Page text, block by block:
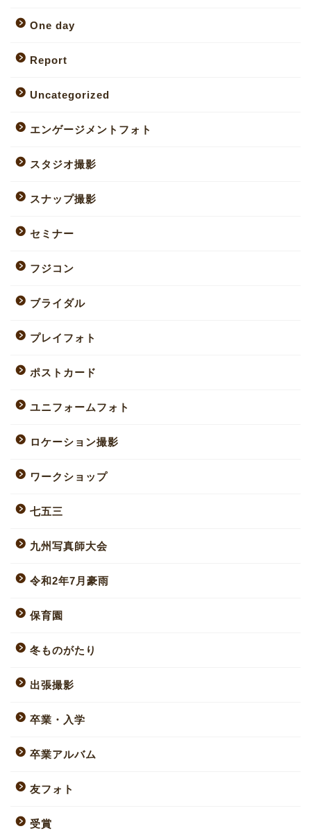
One day
Report
Uncategorized
エンゲージメントフォト
スタジオ撮影
スナップ撮影
セミナー
フジコン
ブライダル
プレイフォト
ポストカード
ユニフォームフォト
ロケーション撮影
ワークショップ
七五三
九州写真師大会
令和2年7月豪雨
保育園
冬ものがたり
出張撮影
卒業・入学
卒業アルバム
友フォト
受賞